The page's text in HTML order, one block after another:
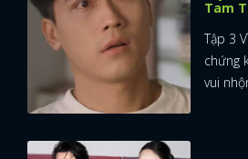
FACEBOOK
Tam
Tập 3
chứng
vui